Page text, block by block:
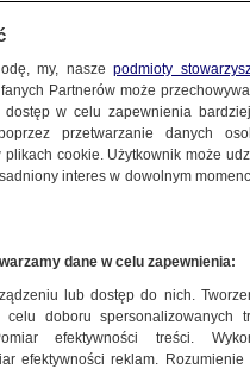
kąpielisk zamknięto
my, naszepodmioty
Partnerów może
w celu zapewnienia
przetwarzanie danych
cookie. Użytkownik może
interes w dowolnym
dane w celu zapewnienia:
lub dostęp do nich.
celu doboru spersonalizowanych
efektywności treści.
efektywności reklam.